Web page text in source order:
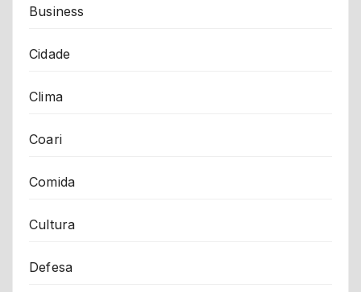
Business
Cidade
Clima
Coari
Comida
Cultura
Defesa